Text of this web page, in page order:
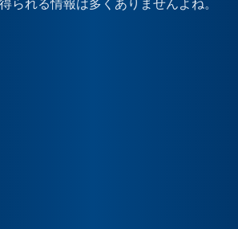
られる情報は多くありませんよね。